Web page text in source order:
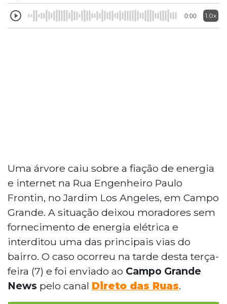
0:00 1.0x
Uma árvore caiu sobre a fiação de energia
e internet na Rua Engenheiro Paulo
Frontin, no Jardim Los Angeles, em Campo
Grande. A situação deixou moradores sem
fornecimento de energia elétrica e
interditou uma das principais vias do
bairro. O caso ocorreu na tarde desta terça-
feira (7) e foi enviado ao Campo Grande
News pelo canal Direto das Ruas.